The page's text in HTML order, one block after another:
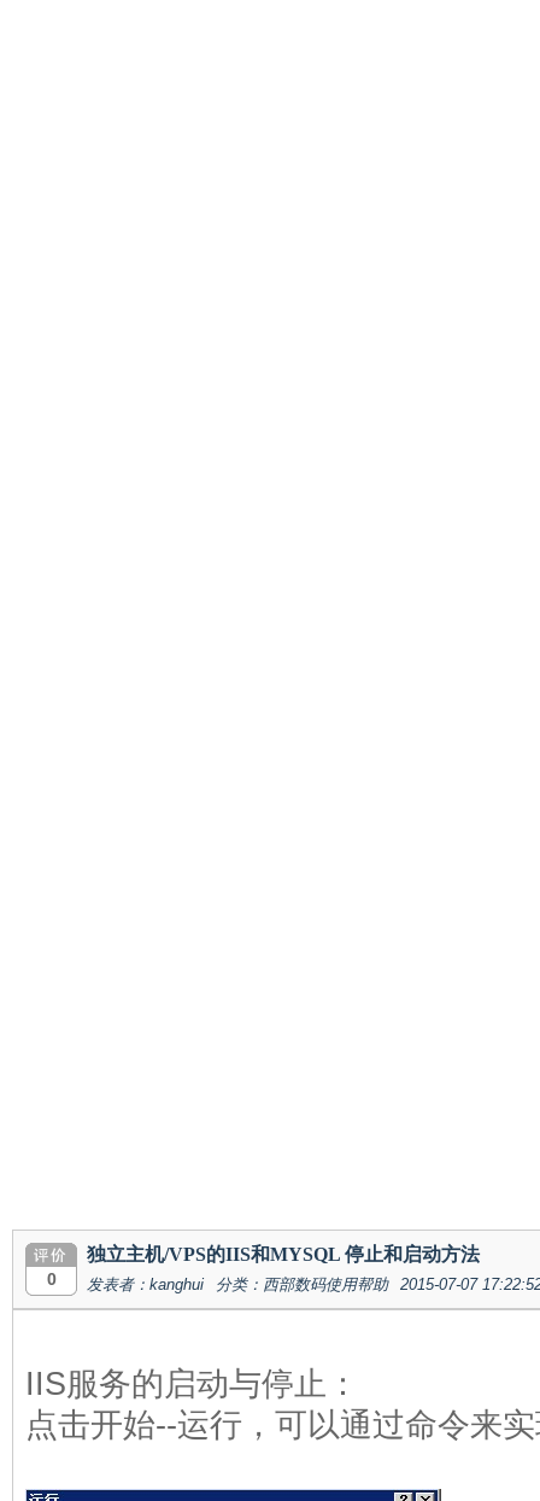
0
独立主机/VPS的IIS和MYSQL 停止和启动方法
发表者：kanghui 分类：西部数码使用帮助 2015-07-07
IIS服务的启动与停止：
点击开始--运行，可以通过命令来